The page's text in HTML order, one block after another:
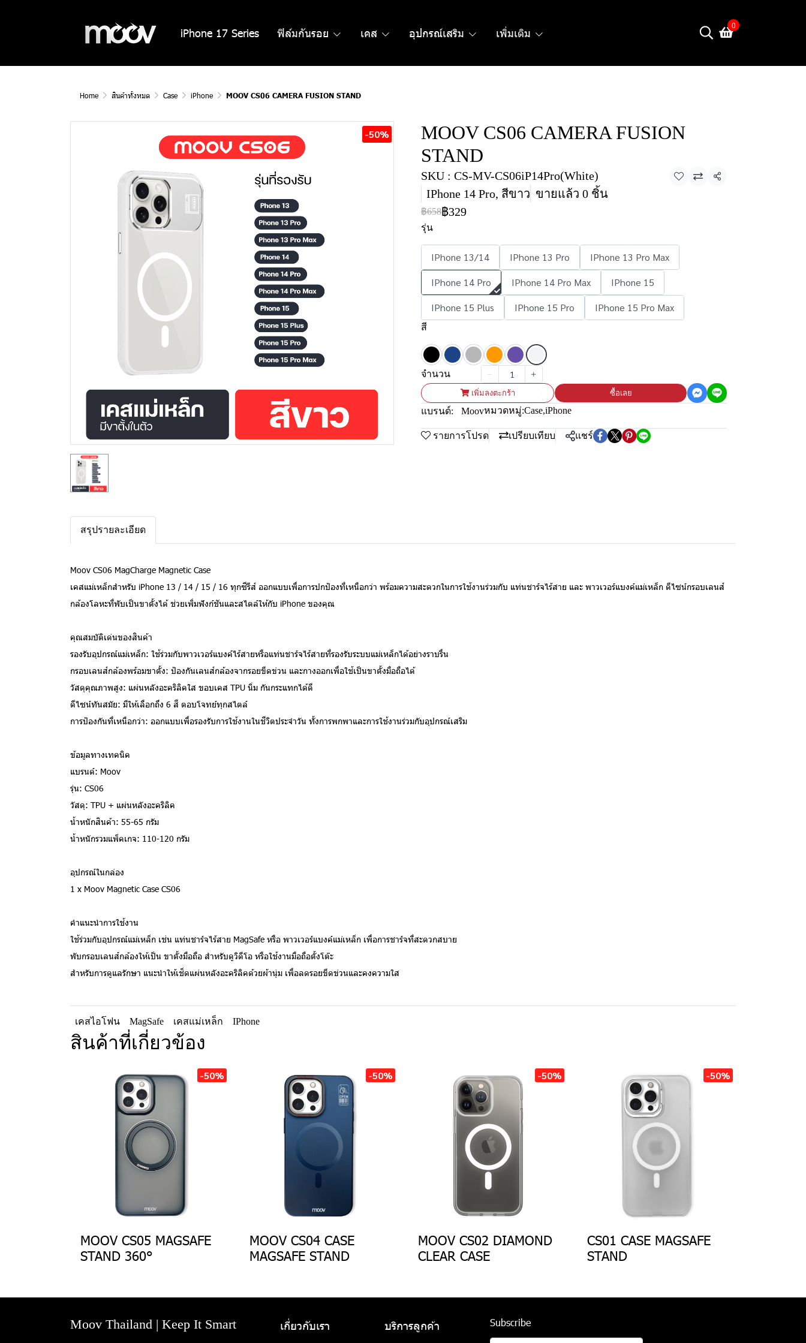
iPhone 17 Series ฟิล์มกันรอย เคส อุปกรณ์เสริม เพิ่มเติม
0
Home สินค้าทั้งหมด Case iPhone MOOV CS06 CAMERA FUSION STAND
-50%
MOOV CS06 CAMERA FUSION
STAND
SKU : CS-MV-CS06iP14Pro(White)
IPhone 14 Pro, สีขาว ขายแล้ว 0 ชิ้น
แชร์
฿658฿329
รุ่น
IPhone 13/14 IPhone 13 Pro
IPhone 13 Pro Max
IPhone 14 Pro
IPhone 14 Pro Max
IPhone 15
IPhone 15 Plus
IPhone 15 Pro IPhone 15 Pro Max
สี
จำนวน
เพิ่มลงตะกร้า ซื้อเลย
แบรนด์: Moovหมวดหมู่:Case,iPhone
รายการโปรด เปรียบเทียบ แชร์
สรุปรายละเอียด
Moov CS06 MagCharge Magnetic Case
เคสแม่เหล็กสำหรับ iPhone 13 / 14 / 15 / 16 ทุกซีรีส์ ออกแบบเพื่อการปกป้องที่เหนือกว่า พร้อมความสะดวกในการใช้งานร่วมกับ แท่นชาร์จไร้สาย และ พาวเวอร์แบงค์แม่เหล็ก ดีไซน์กรอบเลนส์
กล้องโลหะที่พับเป็นขาตั้งได้ ช่วยเพิ่มฟังก์ชันและสไตล์ให้กับ iPhone ของคุณ
คุณสมบัติเด่นของสินค้า
รองรับอุปกรณ์แม่เหล็ก: ใช้ร่วมกับพาวเวอร์แบงค์ไร้สายหรือแท่นชาร์จไร้สายที่รองรับระบบแม่เหล็กได้อย่างราบรื่น
กรอบเลนส์กล้องพร้อมขาตั้ง: ป้องกันเลนส์กล้องจากรอยขีดข่วน และกางออกเพื่อใช้เป็นขาตั้งมือถือได้
วัสดุคุณภาพสูง: แผ่นหลังอะคริลิคใส ขอบเคส TPU นิ่ม กันกระแทกได้ดี
ดีไซน์ทันสมัย: มีให้เลือกถึง 6 สี ตอบโจทย์ทุกสไตล์
การป้องกันที่เหนือกว่า: ออกแบบเพื่อรองรับการใช้งานในชีวิตประจำวัน ทั้งการพกพาและการใช้งานร่วมกับอุปกรณ์เสริม
ข้อมูลทางเทคนิค
แบรนด์: Moov
รุ่น: CS06
วัสดุ: TPU + แผ่นหลังอะคริลิค
น้ำหนักสินค้า: 55-65 กรัม
น้ำหนักรวมแพ็คเกจ: 110-120 กรัม
อุปกรณ์ในกล่อง
1 x Moov Magnetic Case CS06
คำแนะนำการใช้งาน
ใช้ร่วมกับอุปกรณ์แม่เหล็ก เช่น แท่นชาร์จไร้สาย MagSafe หรือ พาวเวอร์แบงค์แม่เหล็ก เพื่อการชาร์จที่สะดวกสบาย
พับกรอบเลนส์กล้องให้เป็น ขาตั้งมือถือ สำหรับดูวิดีโอ หรือใช้งานมือถือตั้งโต๊ะ
สำหรับการดูแลรักษา แนะนำให้เช็ดแผ่นหลังอะคริลิคด้วยผ้านุ่ม เพื่อลดรอยขีดข่วนและคงความใส
เคสไอโฟน MagSafe เคสแม่เหล็ก IPhone
สินค้าที่เกี่ยวข้อง
-50%
MOOV CS05 MAGSAFE
STAND 360°
-50%
MOOV CS04 CASE
MAGSAFE STAND
-50%
MOOV CS02 DIAMOND
CLEAR CASE
-50%
CS01 CASE MAGSAFE
STAND
Moov Thailand | Keep It Smart เกี่ยวกับเรา บริการลูกค้า Subscribe